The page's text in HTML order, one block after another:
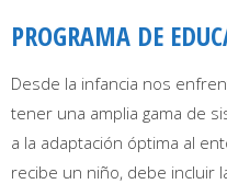
PROGRAMA DE
Desde la infancia nos
tener una amplia gama de
a la adaptación óptima al
recibe un niño, debe incluir